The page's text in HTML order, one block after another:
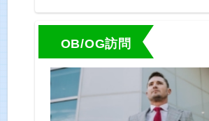
OB/OG訪問